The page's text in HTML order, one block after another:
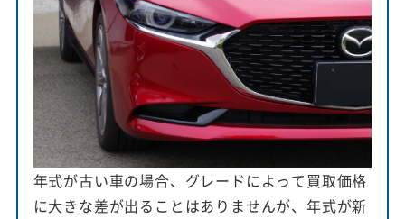
年式が古い車の場合、グレードによって買取価格
に大きな差が出ることはありませんが、年式が新